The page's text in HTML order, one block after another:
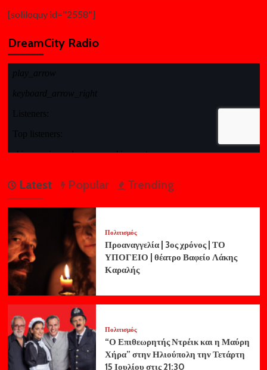
[soliloquy id="2558"]
DreamCity Radio
Latest Popular Trending
Πολιτισμός
Προαναγγελία | 3ος χρόνος | ΤΟ
ΥΠΟΓΕΙΟ | θέατρο Βαφείο Λάκης
Καραλής
Πολιτισμός
“Ο Επιθεωρητής Ντρέικ και η Μαύρη
Χήρα” στην Ηλιούπολη την Τετάρτη
15 Ιουλίου στις 21:30